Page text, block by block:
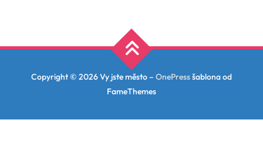
Copyright © 2026 Vy jste město– OnePressšablona od
FameThemes